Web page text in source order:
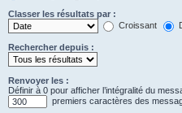
Classer les résultats par :
Croissant
Rechercher depuis :
Renvoyer les :
Définir à 0 pour afficher l’intégralité du
premiers caractères des